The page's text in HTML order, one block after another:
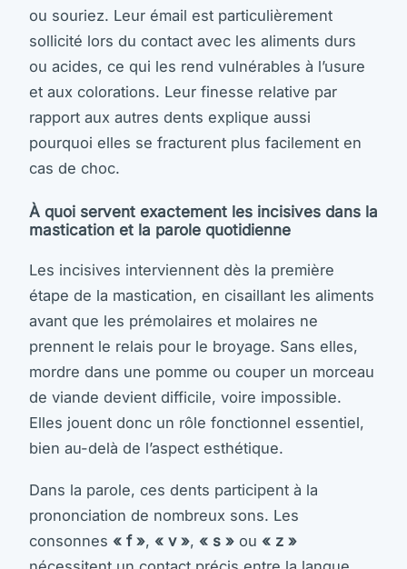
ou souriez. Leur émail est particulièrement
sollicité lors du contact avec les aliments durs
ou acides, ce qui les rend vulnérables à l’usure
et aux colorations. Leur finesse relative par
rapport aux autres dents explique aussi
pourquoi elles se fracturent plus facilement en
cas de choc.
À quoi servent exactement les incisives dans la
mastication et la parole quotidienne
Les incisives interviennent dès la première
étape de la mastication, en cisaillant les aliments
avant que les prémolaires et molaires ne
prennent le relais pour le broyage. Sans elles,
mordre dans une pomme ou couper un morceau
de viande devient difficile, voire impossible.
Elles jouent donc un rôle fonctionnel essentiel,
bien au-delà de l’aspect esthétique.
Dans la parole, ces dents participent à la
prononciation de nombreux sons. Les
consonnes « f », « v », « s » ou « z »